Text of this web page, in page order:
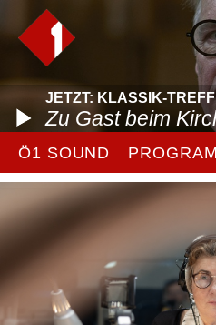
JETZT: KLASSIK-
Zu Gast beim
Ö1 SOUND